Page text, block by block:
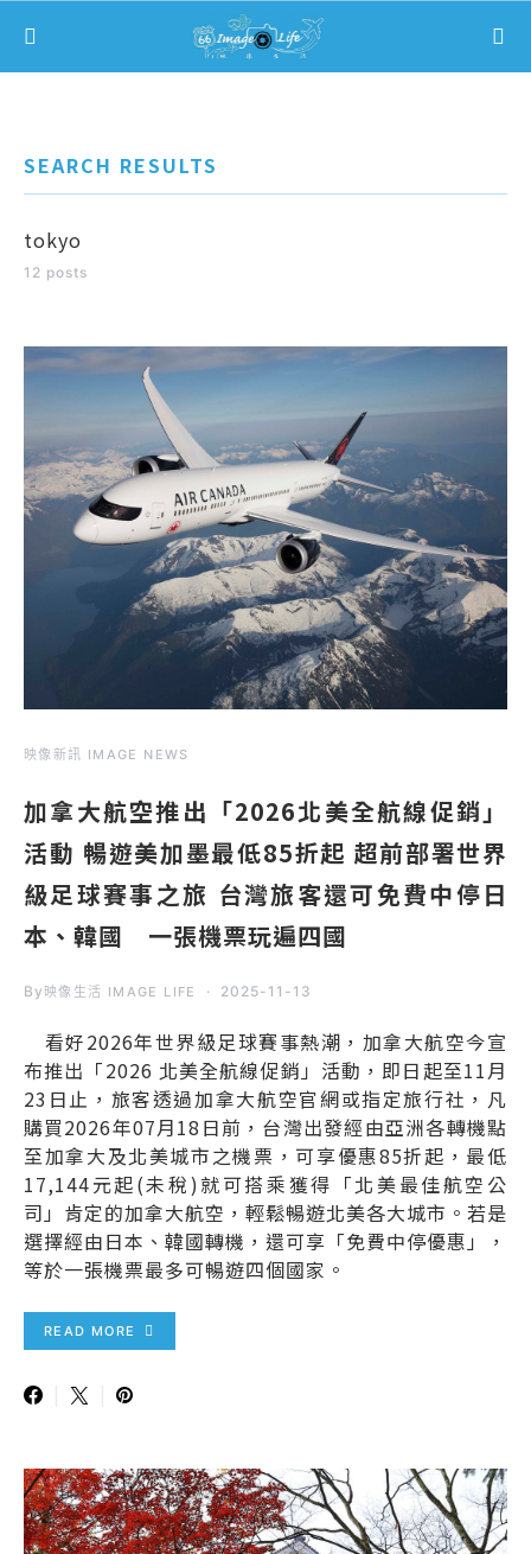
SEARCH RESULTS
tokyo
12 posts
映像新訊 IMAGE NEWS
加拿大航空推出「2026北美全航線促銷」
活動 暢遊美加墨最低85折起 超前部署世界
級足球賽事之旅 台灣旅客還可免費中停日
本、韓國 一張機票玩遍四國
By 映像生活 IMAGE LIFE 2025-11-13
看好2026年世界級足球賽事熱潮，加拿大航空今宣
布推出「2026 北美全航線促銷」活動，即日起至11月
23日止，旅客透過加拿大航空官網或指定旅行社，凡
購買2026年07月18日前，台灣出發經由亞洲各轉機點
至加拿大及北美城市之機票，可享優惠85折起，最低
17,144元起(未稅)就可搭乘獲得「北美最佳航空公
司」肯定的加拿大航空，輕鬆暢遊北美各大城市。若是
選擇經由日本、韓國轉機，還可享「免費中停優惠」，
等於一張機票最多可暢遊四個國家。
READ MORE